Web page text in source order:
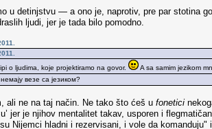
u detinjstvu — a ono je, naprotiv, pre par stotina
ljudi, jer je tada bilo pomodno.
o ljudima, koje projektiramo na govor.
A sa samim jezikom
везе са језиком?
ali ne na taj način. Ne tako što ćeš u fonetici
jer je njihov mentalitet takav, usporen i
su Nijemci hladni i rezervisani, i vole da